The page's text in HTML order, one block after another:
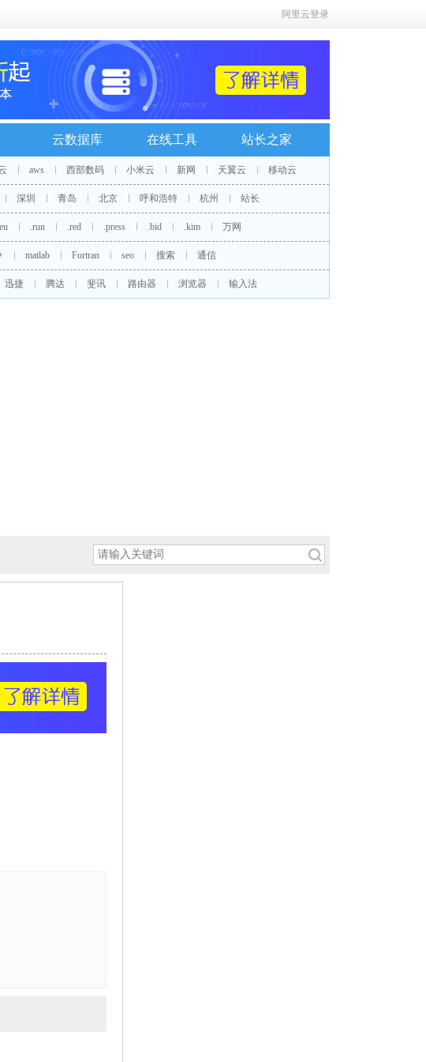
阿里云登录
云数据库 在线工具 站长之家
aws 西部数码 小米云 新网 天翼云 移动云
深圳 青岛 北京 呼和浩特 杭州 站长
.run .red .press .bid .kim 万网
matlab Fortran seo 搜索 通信
迅捷 腾达 斐讯 路由器 浏览器 输入法